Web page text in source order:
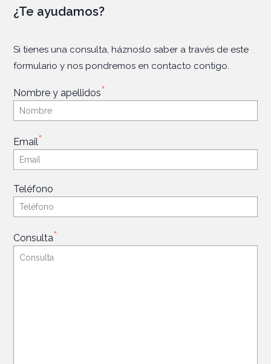
¿Te ayudamos?
Si tienes una consulta, háznoslo saber a través de este
formulario y nos pondremos en contacto contigo.
Nombre y apellidos*
Email*
Teléfono
Consulta*